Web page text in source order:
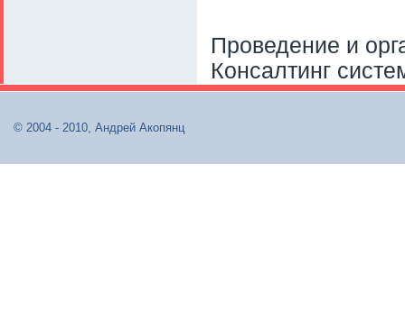
Проведение и
Консалтинг
© 2004 - 2010, Андрей Акопянц